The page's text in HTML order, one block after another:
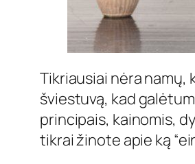
Tikriausiai nėra
šviestuvą, kad
principais, kainomis,
tikrai žinote apie ką